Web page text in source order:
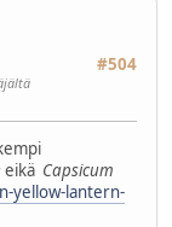
#504
eikä Capsicum
yellow-lantern-